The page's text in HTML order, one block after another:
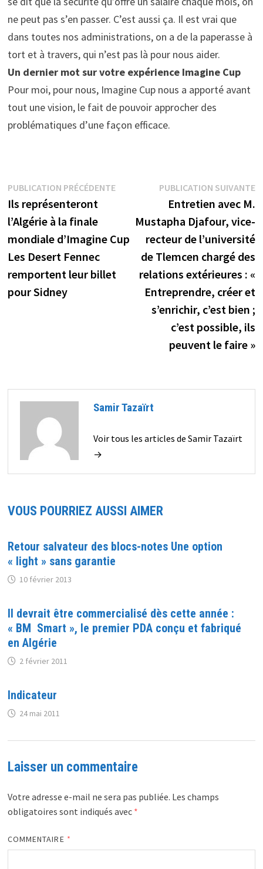
ne peut pas s’en passer. C’est aussi ça. Il est vrai que
dans toutes nos administrations, on a de la paperasse à
tort et à travers, qui n’est pas là pour nous aider.
Un dernier mot sur votre expérience Imagine Cup
Pour moi, pour nous, Imagine Cup nous a apporté avant
tout une vision, le fait de pouvoir approcher des
problématiques d’une façon efficace.
Navigation
de
l’article
PUBLICATION PRÉCÉDENTEPublication
précédente :
Ils représenteront
l’Algérie à la finale
mondiale d’Imagine Cup
Les Desert Fennec
remportent leur billet
pour Sidney
PUBLICATION SUIVANTE
Entretien avec M.
Mustapha Djafour, vice-
recteur de l’université
de Tlemcen chargé des
relations extérieures : «
Entreprendre, créer et
s’enrichir, c’est bien ;
c’est possible, ils
peuvent le faire »
Samir Tazaïrt
Voir tous les articles de Samir Tazaïrt
→
VOUS POURRIEZ AUSSI AIMER
Retour salvateur des blocs-notes Une option
« light » sans garantie
10 février 2013
Il devrait être commercialisé dès cette année :
« BM Smart », le premier PDA conçu et fabriqué
en Algérie
2 février 2011
Indicateur
24 mai 2011
Laisser un commentaire
Votre adresse e-mail ne sera pas publiée. Les champs
obligatoires sont indiqués avec *
COMMENTAIRE *